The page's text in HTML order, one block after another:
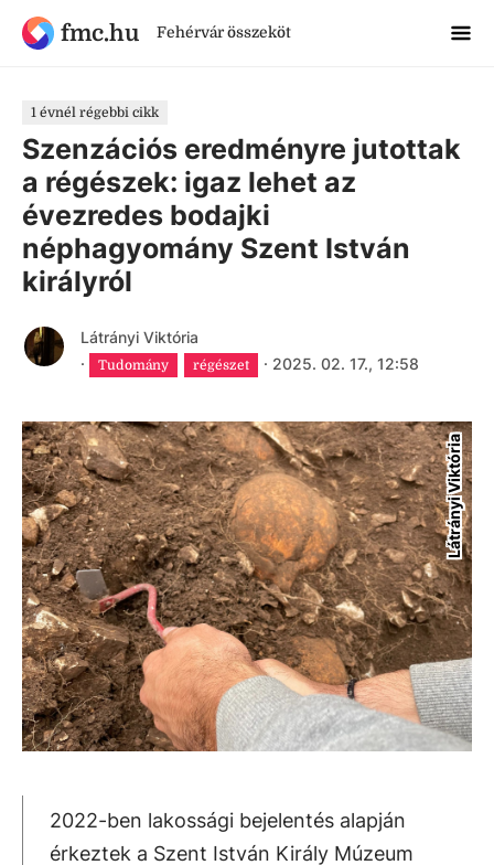
fmc.hu Fehérvár összeköt
1 évnél régebbi cikk
Szenzációs eredményre jutottak
a régészek: igaz lehet az
évezredes bodajki
néphagyomány Szent István
királyról
Látrányi Viktória
·
Tudomány régészet · 2025. 02. 17., 12:58
Látrányi Viktória
2022-ben lakossági bejelentés alapján
érkeztek a Szent István Király Múzeum